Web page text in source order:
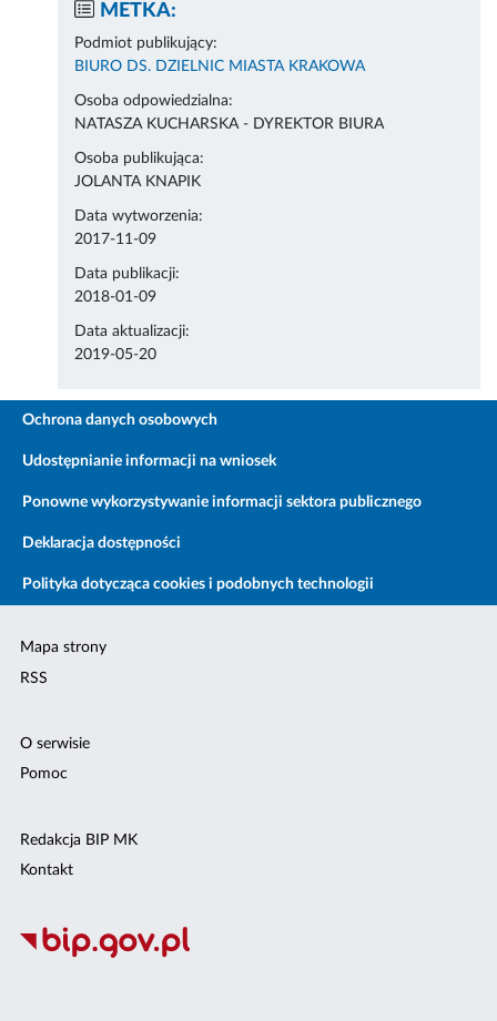
METKA:
Podmiot publikujący:
BIURO DS. DZIELNIC MIASTA KRAKOWA
Osoba odpowiedzialna:
NATASZA KUCHARSKA - DYREKTOR BIURA
Osoba publikująca:
JOLANTA KNAPIK
Data wytworzenia:
2017-11-09
Data publikacji:
2018-01-09
Data aktualizacji:
2019-05-20
Ochrona danych osobowych
Udostępnianie informacji na wniosek
Ponowne wykorzystywanie informacji sektora publicznego
Deklaracja dostępności
Polityka dotycząca cookies i podobnych technologii
Mapa strony
RSS
O serwisie
Pomoc
Redakcja BIP MK
Kontakt